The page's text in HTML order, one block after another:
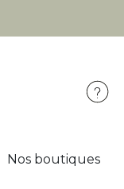
Nos boutiques